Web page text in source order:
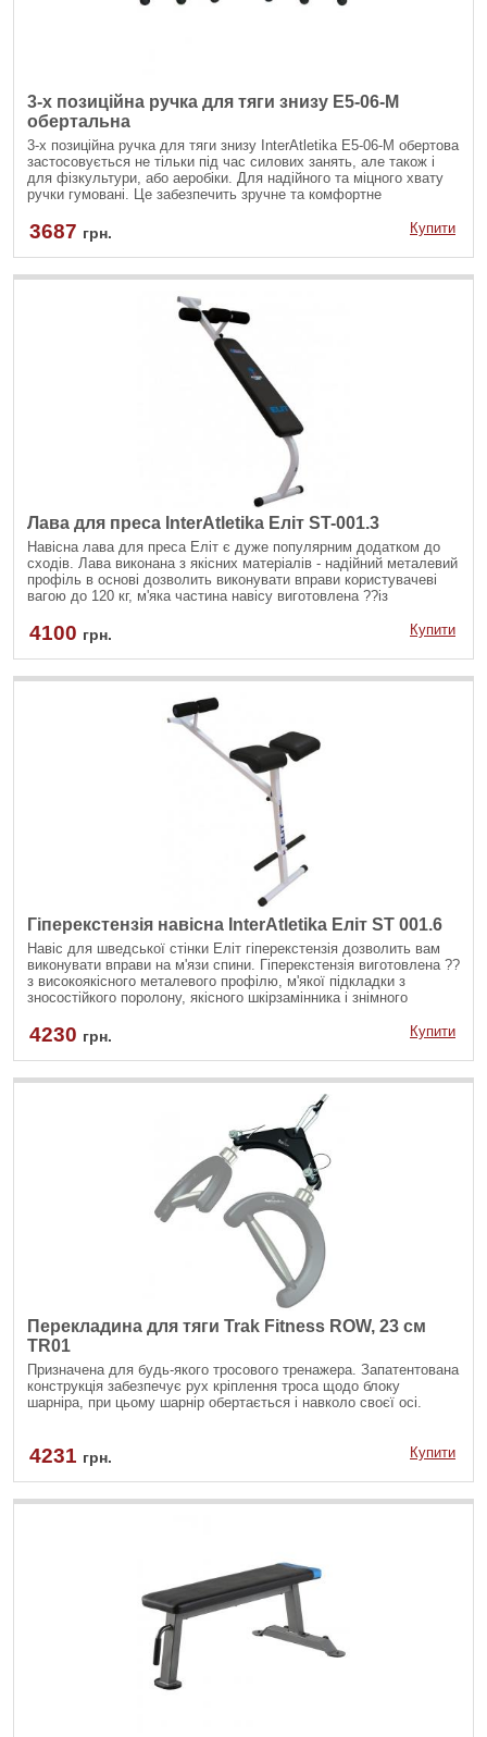
3-х позиційна ручка для тяги знизу E5-06-M
обертальна
3-х позиційна ручка для тяги знизу InterAtletika E5-06-M обертова
застосовується не тільки під час силових занять, але також і
для фізкультури, або аеробіки. Для надійного та міцного хвату
ручки гумовані. Це забезпечить зручне та комфортне
3687 грн. Купити
Лава для преса InterAtletika Еліт ST-001.3
Навісна лава для преса Еліт є дуже популярним додатком до
сходів. Лава виконана з якісних матеріалів - надійний металевий
профіль в основі дозволить виконувати вправи користувачеві
вагою до 120 кг, м'яка частина навісу виготовлена ??із
шкірозамінником, в основі знаходяться валики для фіксації ніг.
4100 грн. Купити
Гіперекстензія навісна InterAtletika Еліт ST 001.6
Навіс для шведської стінки Еліт гіперекстензія дозволить вам
виконувати вправи на м'язи спини. Гіперекстензія виготовлена ??
з високоякісного металевого профілю, м'якої підкладки з
зносостійкого поролону, якісного шкірзамінника і знімного
4230 грн. Купити
Перекладина для тяги Trak Fitness ROW, 23 см
TR01
Призначена для будь-якого тросового тренажера. Запатентована
конструкція забезпечує рух кріплення троса щодо блоку
шарніра, при цьому шарнір обертається і навколо своєї осі.
4231 грн. Купити